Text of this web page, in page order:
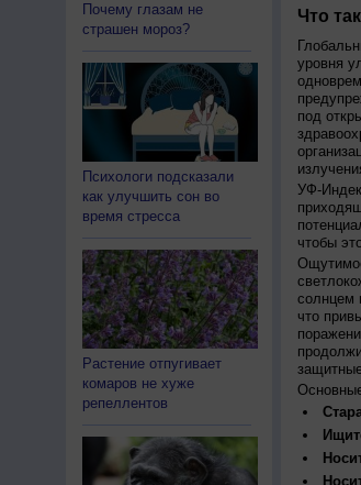
Почему глазам не
страшен мороз?
Психологи подсказали
как улучшить сон во
время стресса
Растение отпугивает
комаров не хуже
репеллентов
Что
уровня
под
УФ-
чтобы
солнцем
что